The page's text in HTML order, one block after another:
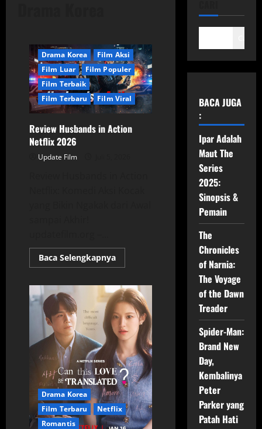
Drama Korea
Film Aksi
Film Luar
Film Populer
Film Terbaik
Film Terbaru
Film Viral
Review Husbands in Action
Netflix 2026
Update Film
Baca SelengkapnyaRead
more
Husbands
in
Action
Netflix
2026
Drama Korea
Film Terbaru
Netflix
Romantis
BACA JUGA
:
Ipar Adalah
Maut The
Series
2025:
Sinopsis &
Pemain
The
Chronicles
of Narnia:
The Voyage
of the Dawn
Treader
Spider-Man:
Brand New
Day,
Kembalinya
Peter
Parker yang
Patah Hati